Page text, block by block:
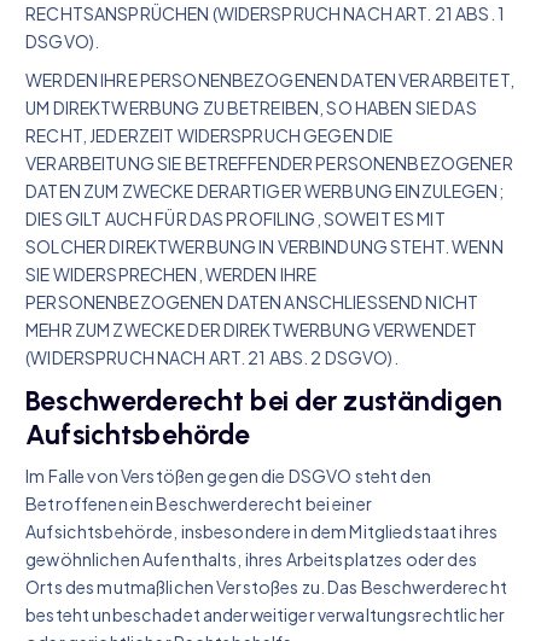
RECHTSANSPRÜCHEN (WIDERSPRUCH NACH ART. 21 ABS. 1
DSGVO).
WERDEN IHRE PERSONENBEZOGENEN DATEN VERARBEITET,
UM DIREKTWERBUNG ZU BETREIBEN, SO HABEN SIE DAS
RECHT, JEDERZEIT WIDERSPRUCH GEGEN DIE
VERARBEITUNG SIE BETREFFENDER PERSONENBEZOGENER
DATEN ZUM ZWECKE DERARTIGER WERBUNG EINZULEGEN;
DIES GILT AUCH FÜR DAS PROFILING, SOWEIT ES MIT
SOLCHER DIREKTWERBUNG IN VERBINDUNG STEHT. WENN
SIE WIDERSPRECHEN, WERDEN IHRE
PERSONENBEZOGENEN DATEN ANSCHLIESSEND NICHT
MEHR ZUM ZWECKE DER DIREKTWERBUNG VERWENDET
(WIDERSPRUCH NACH ART. 21 ABS. 2 DSGVO).
Beschwerde­recht bei der zuständigen
Aufsichts­behörde
Im Falle von Verstößen gegen die DSGVO steht den
Betroffenen ein Beschwerderecht bei einer
Aufsichtsbehörde, insbesondere in dem Mitgliedstaat ihres
gewöhnlichen Aufenthalts, ihres Arbeitsplatzes oder des
Orts des mutmaßlichen Verstoßes zu. Das Beschwerderecht
besteht unbeschadet anderweitiger verwaltungsrechtlicher